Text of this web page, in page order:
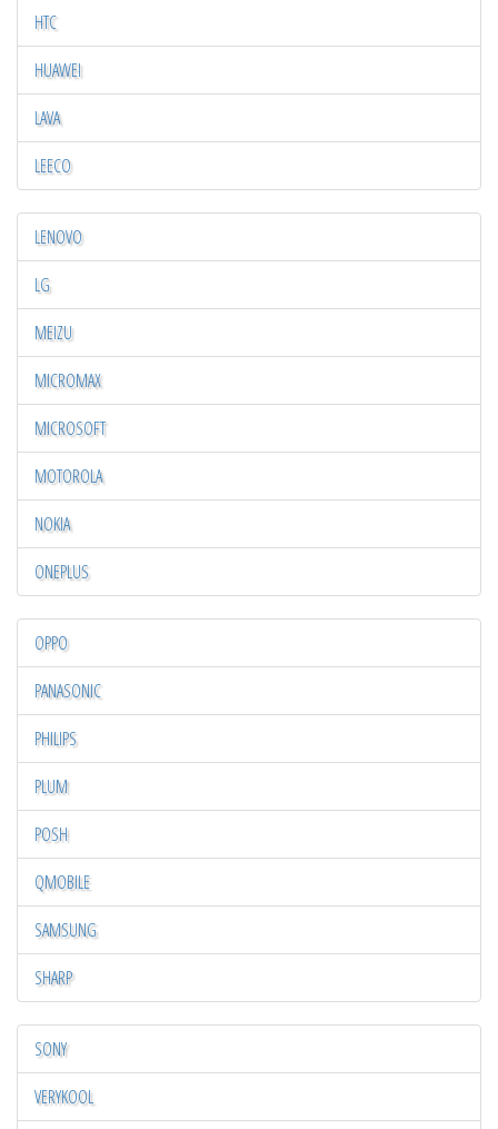
HTC
HUAWEI
LAVA
LEECO
LENOVO
LG
MEIZU
MICROMAX
MICROSOFT
MOTOROLA
NOKIA
ONEPLUS
OPPO
PANASONIC
PHILIPS
PLUM
POSH
QMOBILE
SAMSUNG
SHARP
SONY
VERYKOOL